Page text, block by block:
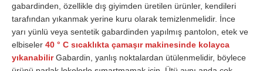
gabardinden, özellikle dış giyimden üretilen ürünler, kendileri
tarafından yıkanmak yerine kuru olarak temizlenmelidir. İnce
yarı yünlü veya sentetik gabardinden yapılmış pantolon, etek ve
elbiseler 40 ° C sıcaklıkta çamaşır makinesinde kolayca
yıkanabilirGabardin, yanlış noktalardan ütülenmelidir, böylece